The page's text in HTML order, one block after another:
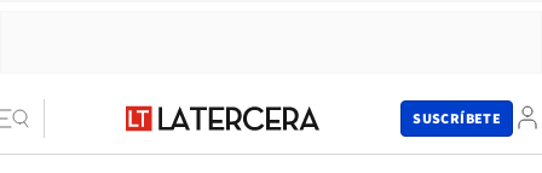
SUSCRÍBETE